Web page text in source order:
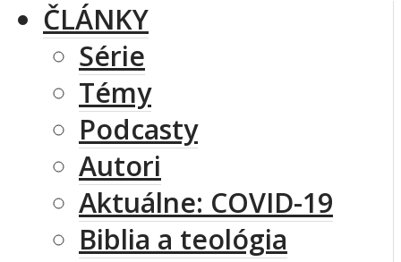
ČLÁNKY
Série
Témy
Podcasty
Autori
Aktuálne: COVID-19
Biblia a teológia